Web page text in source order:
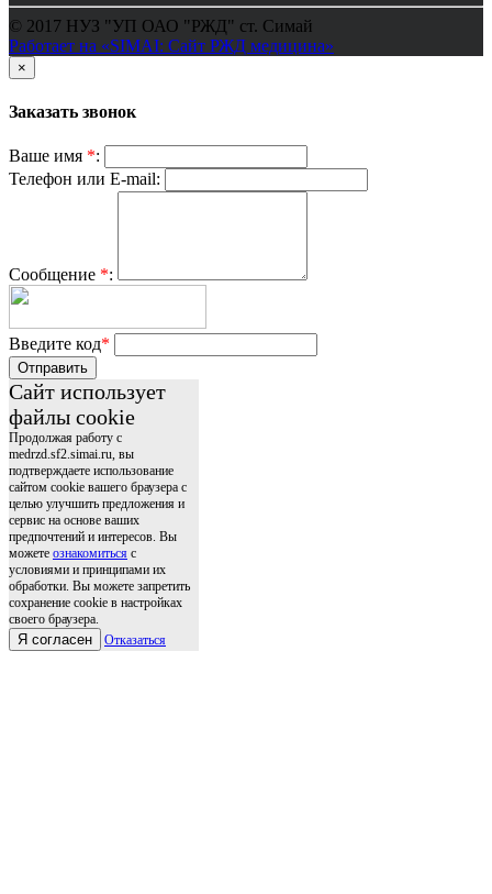
© 2017 НУЗ "УП ОАО "РЖД" ст. Симай
Работает на «SIMAI: Сайт РЖД медицина»
×
Заказать звонок
Ваше имя *:
Телефон или E-mail:
Сообщение *:
Введите код*
Отправить
Сайт использует
файлы cookie
Продолжая работу с
medrzd.sf2.simai.ru, вы
подтверждаете использование
сайтом cookie вашего браузера с
целью улучшить предложения и
сервис на основе ваших
предпочтений и интересов. Вы
можете ознакомиться с
условиями и принципами их
обработки. Вы можете запретить
сохранение cookie в настройках
своего браузера.
Я согласен Отказаться